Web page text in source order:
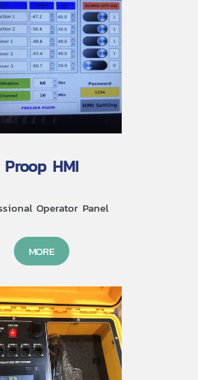
Proop HMI
Operator Panel
MORE